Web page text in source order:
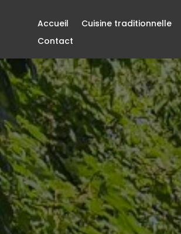
Accueil Cuisine traditionnelle
Contact